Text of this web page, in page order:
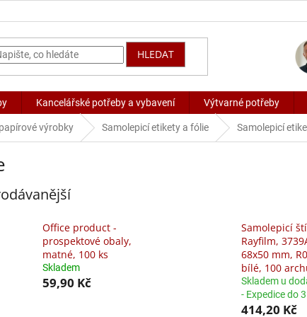
HLEDAT
Kancelářské potřeby a vybavení Výtvarné potřeby
výrobky Samolepicí etikety a fólie Samolepicí
Office product -
prospektové obaly,
matné, 100 ks
Skladem
59,90 Kč
Samolepicí
Rayfilm,
68x50 mm,
bílé, 100
Skladem u
- Expedice do
414,20 Kč